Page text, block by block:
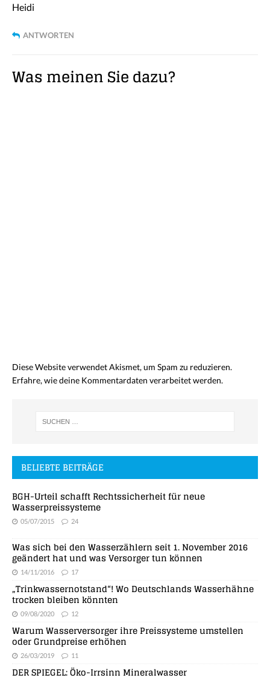
Heidi
ANTWORTEN
Was meinen Sie dazu?
Diese Website verwendet Akismet, um Spam zu reduzieren.
Erfahre, wie deine Kommentardaten verarbeitet werden.
BELIEBTE BEITRÄGE
BGH-Urteil schafft Rechtssicherheit für neue
Wasserpreissysteme
05/07/2015 24
Was sich bei den Wasserzählern seit 1. November 2016
geändert hat und was Versorger tun können
14/11/2016 17
„Trinkwassernotstand“! Wo Deutschlands Wasserhähne
trocken bleiben könnten
09/08/2020 12
Warum Wasserversorger ihre Preissysteme umstellen
oder Grundpreise erhöhen
26/03/2019 11
DER SPIEGEL: Öko-Irrsinn Mineralwasser